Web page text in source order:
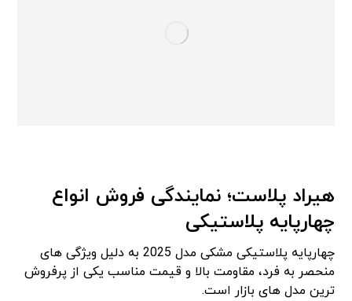
هیراد پلاست؛ نمایندگی فروش انواع
چهارپایه پلاستیکی
چهارپایه پلاستیکی مشکی مدل 2025 به دلیل ویژگی های
منحصر به فرد، مقاومت بالا و قیمت مناسب یکی از پرفروش
ترین مدل های بازار است.